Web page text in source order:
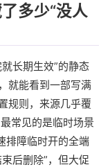
多少“没人
长期生效”的静态
就能看到一部写满
规则，来源几乎覆
常见的是临时场景
排障临时开的全端
后删除”，但大促